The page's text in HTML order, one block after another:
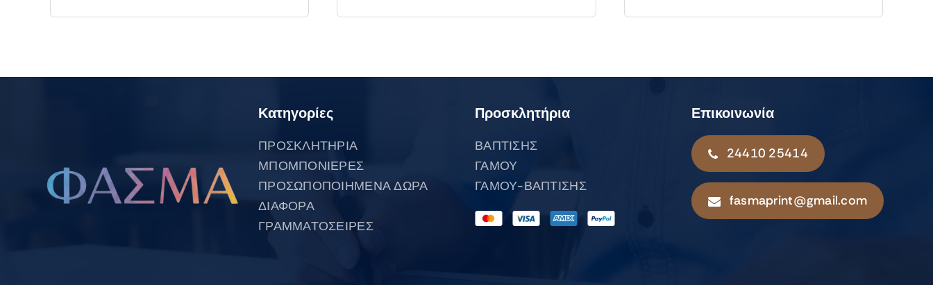
Κατηγορίες
ΠΡΟΣΚΛΗΤΗΡΙΑ
ΜΠΟΜΠΟΝΙΕΡΕΣ
ΠΡΟΣΩΠΟΠΟΙΗΜΕΝΑ ΔΩΡΑ
ΔΙΑΦΟΡΑ
ΓΡΑΜΜΑΤΟΣΕΙΡΕΣ
Προσκλητήρια
ΒΑΠΤΙΣΗΣ
ΓΑΜΟΥ
ΓΑΜΟΥ-ΒΑΠΤΙΣΗΣ
Επικοινωνία
24410 25414
fasmaprint@gmail.com